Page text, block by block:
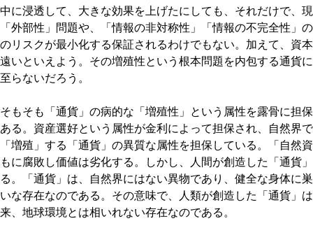
中に浸透して、大きな効果を上げたにしても、それだけで、
「外部性」問題や、「情報の非対称性」「情報の不完全性」
のリスクが最小化する保証されるわけでもない。加えて、資
遠いといえよう。その増殖性という根本問題を内包する通貨
至らないだろう。
そもそも「通貨」の病的な「増殖性」という属性を露骨に担
ある。資産選好という属性が金利によって担保され、自然界
「増殖」する「通貨」の異質な属性を担保している。「自然
もに腐敗し価値は劣化する。しかし、人間が創造した「通貨
る。「通貨」は、自然界にはない異物であり、健全な身体に
いな存在なのである。その意味で、人類が創造した「通貨」
来、地球環境とは相いれない存在なのである。